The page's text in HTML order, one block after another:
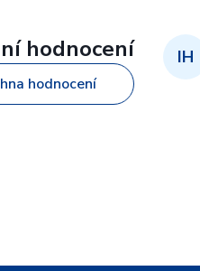
hodnocení
hodnocení
IH